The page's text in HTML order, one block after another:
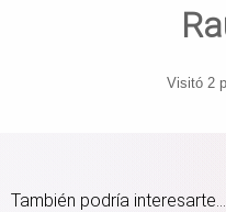
Visitó 2
También podría interesarte...